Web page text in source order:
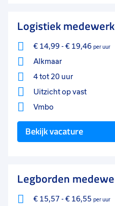
Logistiek
€ 14,99 - € 19,46 per uur
Alkmaar
4 tot 20 uur
Uitzicht op vast
Vmbo
Bekijk vacature
Legborden
€ 15,57 - € 16,55 per uur